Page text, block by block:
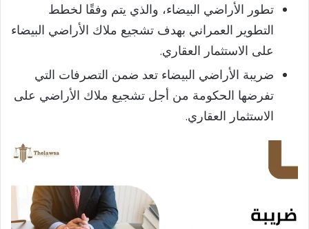
تطور الأراضي البيضاء، والذي يتم وفقًا لخطط
التطوير العمراني بهدف تشجيع ملاك الأراضي البيضاء
على الاستثمار العقاري.
ضريبة الأراضي البيضاء تعد ضمن التصرفات التي
تفرضها الحكومة من أجل تشجيع ملاك الأراضي على
الاستثمار العقاري.